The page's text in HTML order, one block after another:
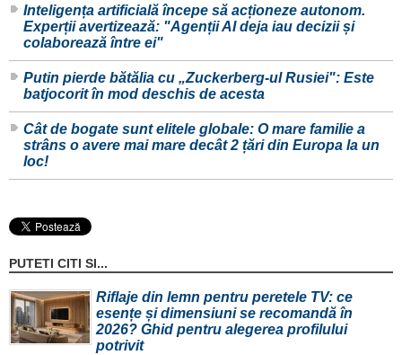
Inteligența artificială începe să acționeze autonom.
Experții avertizează: "Agenții AI deja iau decizii și
colaborează între ei"
Putin pierde bătălia cu „Zuckerberg-ul Rusiei": Este
batjocorit în mod deschis de acesta
Cât de bogate sunt elitele globale: O mare familie a
strâns o avere mai mare decât 2 țări din Europa la un
loc!
PUTETI CITI SI...
Riflaje din lemn pentru peretele TV: ce
esențe și dimensiuni se recomandă în
2026? Ghid pentru alegerea profilului
potrivit